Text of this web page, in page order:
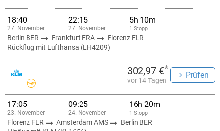
18:40
27. November
22:15
27. November
5h 10m
1 Stopp
Berlin BER Frankfurt FRA
Florenz FLR
Rückflug mit Lufthansa (LH4209)
302,97 €*
vor 14 Tagen
Prüfen
17:05
23. November
09:25
24. November
16h 20m
1 Stopp
Florenz FLR Amsterdam AMS
Berlin BER